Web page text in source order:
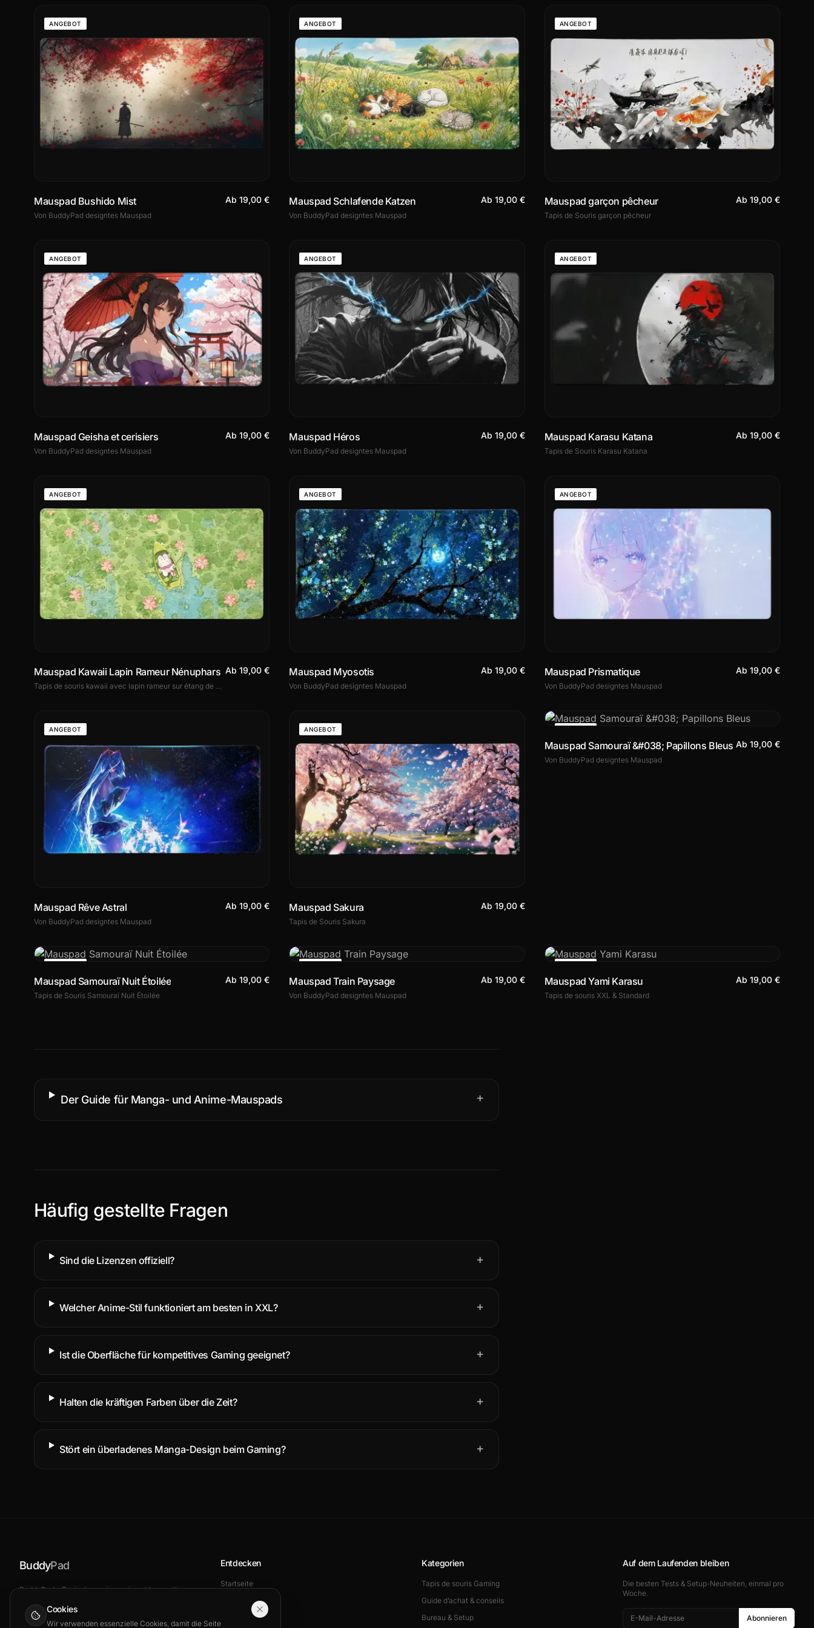
ANGEBOT
Mauspad Bushido Mist
Von BuddyPad designtes Mauspad
Ab 19,00 €
ANGEBOT
Mauspad Schlafende Katzen
Von BuddyPad designtes Mauspad
Ab 19,00 €
ANGEBOT
Mauspad garçon pêcheur
Tapis de Souris garçon pêcheur
Ab 19,00 €
ANGEBOT
Mauspad Geisha et cerisiers
Von BuddyPad designtes Mauspad
Ab 19,00 €
ANGEBOT
Mauspad Héros
Von BuddyPad designtes Mauspad
Ab 19,00 €
ANGEBOT
Mauspad Karasu Katana
Tapis de Souris Karasu Katana
Ab 19,00 €
ANGEBOT
Mauspad Kawaii Lapin Rameur Nénuphars
Tapis de souris kawaii avec lapin rameur sur étang de nénuphars. Illustration douce et poétique, surface micro-tissée, base antidérapante. 3 formats dont le XXL.
Ab 19,00 €
ANGEBOT
Mauspad Myosotis
Von BuddyPad designtes Mauspad
Ab 19,00 €
ANGEBOT
Mauspad Prismatique
Von BuddyPad designtes Mauspad
Ab 19,00 €
ANGEBOT
Mauspad Rêve Astral
Von BuddyPad designtes Mauspad
Ab 19,00 €
ANGEBOT
Mauspad Sakura
Tapis de Souris Sakura
Ab 19,00 €
Mauspad Samouraï &#038; Papillons Bleus
Von BuddyPad designtes Mauspad
Ab 19,00 €
Mauspad Samouraï Nuit Étoilée
Tapis de Souris Samouraï Nuit Étoilée
Ab 19,00 € Mauspad Train Paysage
Von BuddyPad designtes Mauspad
Ab 19,00 € Mauspad Yami Karasu
Tapis de souris XXL & Standard
Ab 19,00 €
Der Guide für Manga- und Anime-Mauspads +
Häufig gestellte Fragen
Sind die Lizenzen offiziell? +
Welcher Anime-Stil funktioniert am besten in XXL? +
Ist die Oberfläche für kompetitives Gaming geeignet? +
Halten die kräftigen Farben über die Zeit? +
Stört ein überladenes Manga-Design beim Gaming? +
BuddyPad
BuddyPad – Tapis de souris gaming et bureautique
setup.
Entdecken
Startseite
Kategorien
Tapis de souris Gaming
Guide d’achat & conseils
Bureau & Setup
Auf dem Laufenden bleiben
Die besten Tests & Setup-Neuheiten, einmal pro
Woche.
Abonnieren
Cookies
Wir verwenden essenzielle Cookies, damit die Seite